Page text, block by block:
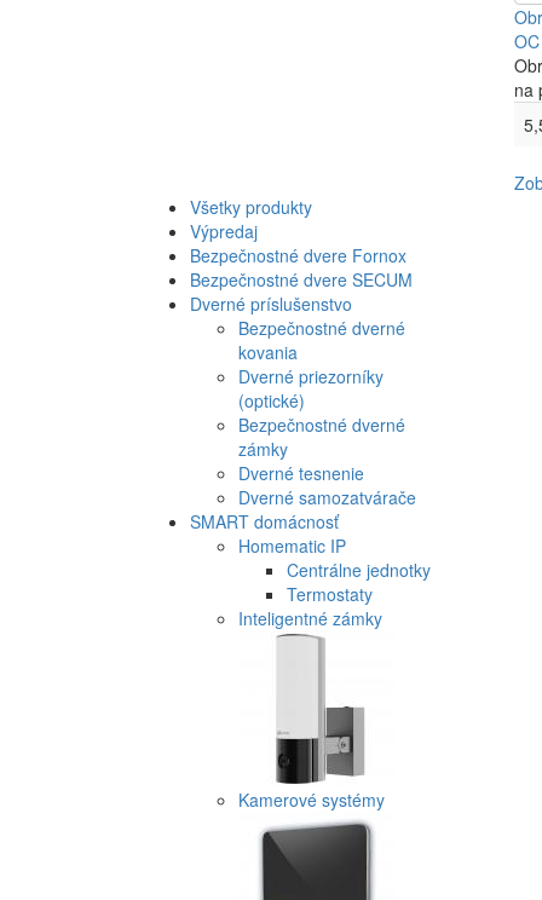
na
Všetky produkty
Výpredaj
Bezpečnostné dvere Fornox
Bezpečnostné dvere SECUM
Dverné príslušenstvo
Bezpečnostné dverné
kovania
Dverné priezorníky
(optické)
Bezpečnostné dverné
zámky
Dverné tesnenie
Dverné samozatvárače
SMART domácnosť
Homematic IP
Centrálne jednotky
Termostaty
Inteligentné zámky
Kamerové systémy